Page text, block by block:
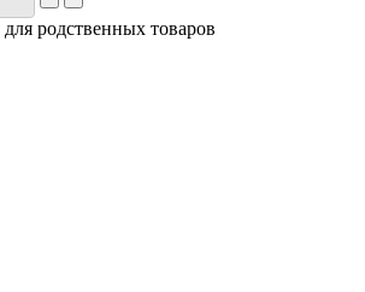
родственных товаров